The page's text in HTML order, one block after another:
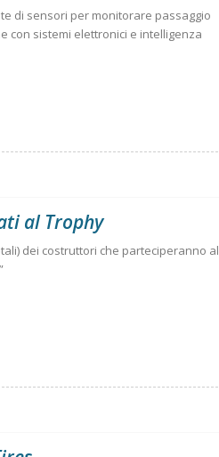
di sensori per monitorare passaggio
con sistemi elettronici e intelligenza
al Trophy
dei costruttori che parteciperanno al